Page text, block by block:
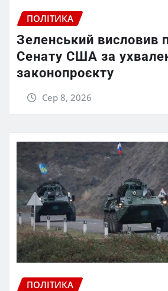
ПОЛІТИКА
Зеленський висловив
Сенату США за
законопроєкту
Сер 8, 2026
ПОЛІТИКА